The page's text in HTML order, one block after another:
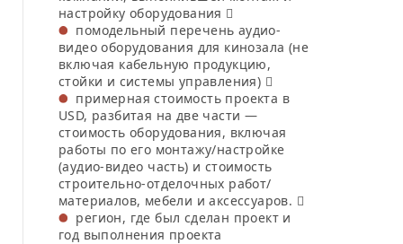
настройку оборудования 
помодельный перечень аудио-
видео оборудования для кинозала (не
включая кабельную продукцию,
стойки и системы управления) 
примерная стоимость проекта в
USD, разбитая на две части —
стоимость оборудования, включая
работы по его монтажу/настройке
(аудио-видео часть) и стоимость
строительно-отделочных работ/
материалов, мебели и аксессуаров. 
регион, где был сделан проект и
год выполнения проекта